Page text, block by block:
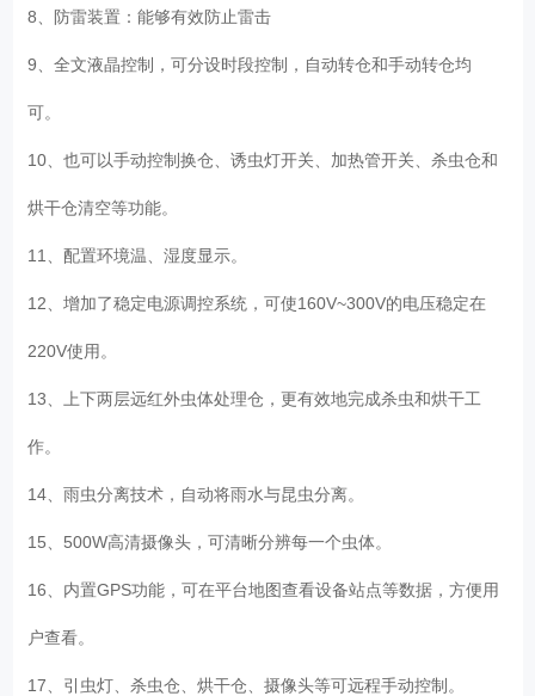
8、防雷装置：能够有效防止雷击
9、全文液晶控制，可分设时段控制，自动转仓和手动转仓均
可。
10、也可以手动控制换仓、诱虫灯开关、加热管开关、杀虫仓和
烘干仓清空等功能。
11、配置环境温、湿度显示。
12、增加了稳定电源调控系统，可使160V~300V的电压稳定在
220V使用。
13、上下两层远红外虫体处理仓，更有效地完成杀虫和烘干工
作。
14、雨虫分离技术，自动将雨水与昆虫分离。
15、500W高清摄像头，可清晰分辨每一个虫体。
16、内置GPS功能，可在平台地图查看设备站点等数据，方便用
户查看。
17、引虫灯、杀虫仓、烘干仓、摄像头等可远程手动控制。